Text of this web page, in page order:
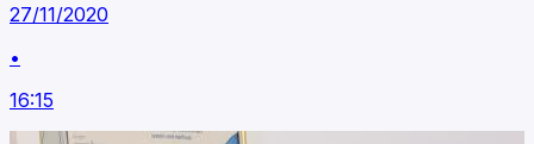
27/11/2020
•
16:15